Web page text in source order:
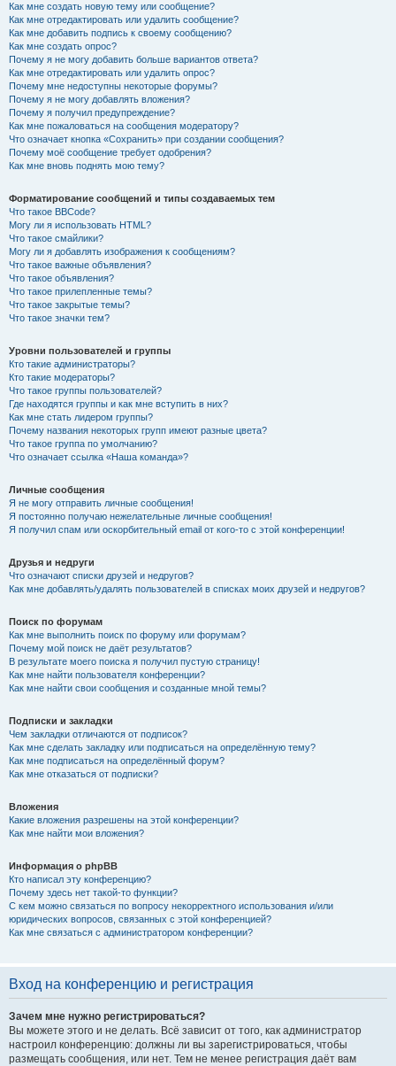
Как мне создать новую тему или сообщение?
Как мне отредактировать или удалить сообщение?
Как мне добавить подпись к своему сообщению?
Как мне создать опрос?
Почему я не могу добавить больше вариантов ответа?
Как мне отредактировать или удалить опрос?
Почему мне недоступны некоторые форумы?
Почему я не могу добавлять вложения?
Почему я получил предупреждение?
Как мне пожаловаться на сообщения модератору?
Что означает кнопка «Сохранить» при создании сообщения?
Почему моё сообщение требует одобрения?
Как мне вновь поднять мою тему?
Форматирование сообщений и типы создаваемых тем
Что такое BBCode?
Могу ли я использовать HTML?
Что такое смайлики?
Могу ли я добавлять изображения к сообщениям?
Что такое важные объявления?
Что такое объявления?
Что такое прилепленные темы?
Что такое закрытые темы?
Что такое значки тем?
Уровни пользователей и группы
Кто такие администраторы?
Кто такие модераторы?
Что такое группы пользователей?
Где находятся группы и как мне вступить в них?
Как мне стать лидером группы?
Почему названия некоторых групп имеют разные цвета?
Что такое группа по умолчанию?
Что означает ссылка «Наша команда»?
Личные сообщения
Я не могу отправить личные сообщения!
Я постоянно получаю нежелательные личные сообщения!
Я получил спам или оскорбительный email от кого-то с этой конференции!
Друзья и недруги
Что означают списки друзей и недругов?
Как мне добавлять/удалять пользователей в списках моих друзей и недругов?
Поиск по форумам
Как мне выполнить поиск по форуму или форумам?
Почему мой поиск не даёт результатов?
В результате моего поиска я получил пустую страницу!
Как мне найти пользователя конференции?
Как мне найти свои сообщения и созданные мной темы?
Подписки и закладки
Чем закладки отличаются от подписок?
Как мне сделать закладку или подписаться на определённую тему?
Как мне подписаться на определённый форум?
Как мне отказаться от подписки?
Вложения
Какие вложения разрешены на этой конференции?
Как мне найти мои вложения?
Информация о phpBB
Кто написал эту конференцию?
Почему здесь нет такой-то функции?
С кем можно связаться по вопросу некорректного использования и/или
юридических вопросов, связанных с этой конференцией?
Как мне связаться с администратором конференции?
Вход на конференцию и регистрация
Зачем мне нужно регистрироваться?
Вы можете этого и не делать. Всё зависит от того, как администратор
настроил конференцию: должны ли вы зарегистрироваться, чтобы
размещать сообщения, или нет. Тем не менее регистрация даёт вам